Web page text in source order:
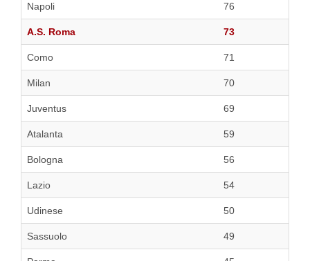
Napoli 76
A.S. Roma 73
Como 71
Milan 70
Juventus 69
Atalanta 59
Bologna 56
Lazio 54
Udinese 50
Sassuolo 49